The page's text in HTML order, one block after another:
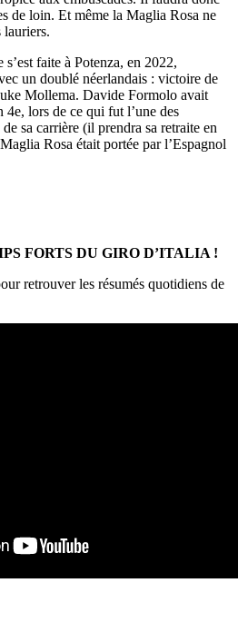
de loin. Et même la Maglia Rosa ne
lauriers.
faite à Potenza, en 2022,
un doublé néerlandais : victoire de
Mollema. Davide Formolo avait
lors de ce qui fut l’une des
sa carrière (il prendra sa retraite en
Rosa était portée par l’Espagnol
FORTS DU GIRO D’ITALIA !
retrouver les résumés quotidiens de